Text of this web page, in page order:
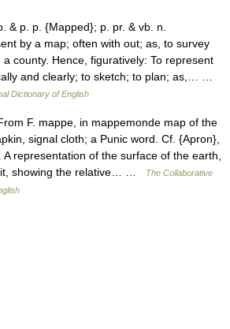
& p. p. {Mapped}; p. pr. & vb. n.
by a map; often with out; as, to survey
county. Hence, figuratively: To represent
and clearly; to sketch; to plan; as,… …
Dictionary of English
F. mappe, in mappemonde map of the
signal cloth; a Punic word. Cf. {Apron},
representation of the surface of the earth,
it, showing the relative… …
The Collaborative